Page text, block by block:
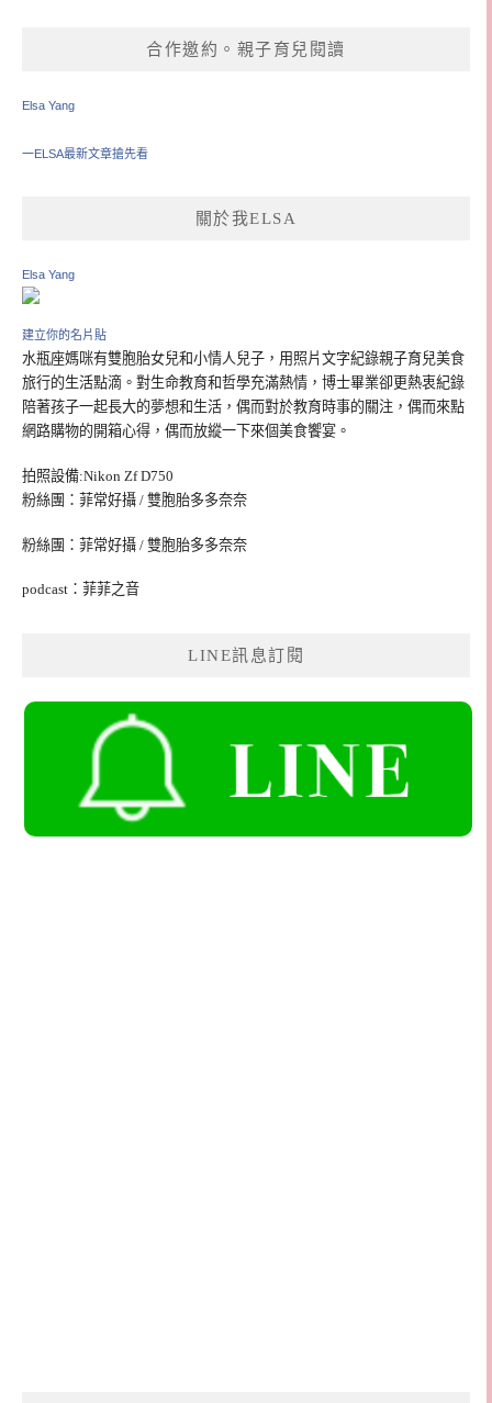
合作邀約。親子育兒閱讀
Elsa Yang
一ELSA最新文章搶先看
關於我ELSA
Elsa Yang
建立你的名片貼
水瓶座媽咪有雙胞胎女兒和小情人兒子，用照片文字紀錄親子育兒美食
旅行的生活點滴。對生命教育和哲學充滿熱情，博士畢業卻更熱衷紀錄
陪著孩子一起長大的夢想和生活，偶而對於教育時事的關注，偶而來點
網路購物的開箱心得，偶而放縱一下來個美食饗宴。
拍照設備:Nikon Zf D750
粉絲團：菲常好攝 / 雙胞胎多多奈奈
粉絲團：菲常好攝 / 雙胞胎多多奈奈
podcast：菲菲之音
LINE訊息訂閱